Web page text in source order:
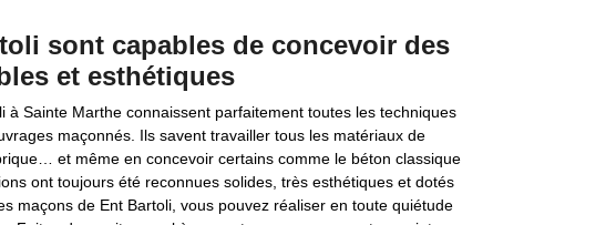
sont capables de concevoir des
et esthétiques
à Sainte Marthe connaissent parfaitement toutes les techniques
maçonnés. Ils savent travailler tous les matériaux de
et même en concevoir certains comme le béton classique
ont toujours été reconnues solides, très esthétiques et dotés
maçons de Ent Bartoli, vous pouvez réaliser en toute quiétude